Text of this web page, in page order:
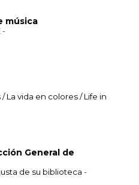
música
-
La vida en colores / Life in
General de
de su biblioteca -